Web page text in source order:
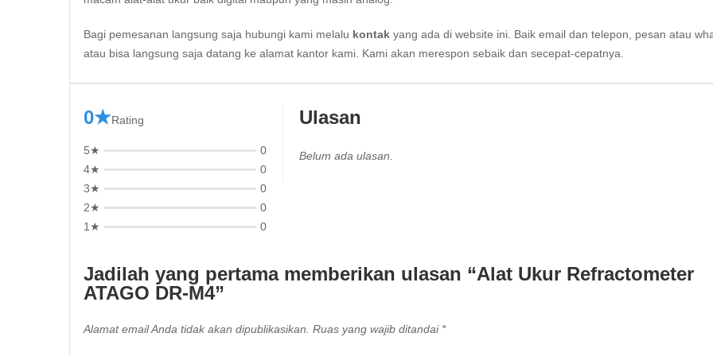
Bagi pemesanan langsung saja hubungi kami melalu kontak yang ada di website ini. Baik email dan telepon, pesan atau
atau bisa langsung saja datang ke alamat kantor kami. Kami akan merespon sebaik dan secepat-cepatnya.
0★Rating
5★
0
4★
0
3★
0
2★
0
1★
0
Ulasan
Belum ada ulasan.
Jadilah yang pertama memberikan ulasan “Alat Ukur Refractometer
ATAGO DR-M4”
Alamat email Anda tidak akan dipublikasikan. Ruas yang wajib ditandai *